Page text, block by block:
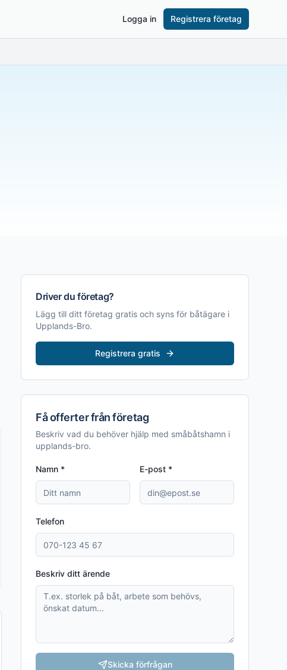
Logga in Registrera företag
Driver du företag?
Lägg till ditt företag gratis och syns för båtägare i
Upplands-Bro.
Registrera gratis
Få offerter från företag
Beskriv vad du behöver hjälp med småbåtshamn i
upplands-bro.
Namn * E-post *
Telefon
Beskriv ditt ärende
Skicka förfrågan